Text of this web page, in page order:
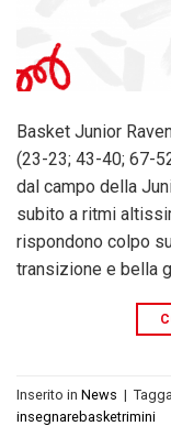
Basket Junior
(23-23; 43-40; 67-
dal campo della
subito a ritmi
rispondono colpo
transizione e bella
Inserito in News |
insegnarebasketrimini